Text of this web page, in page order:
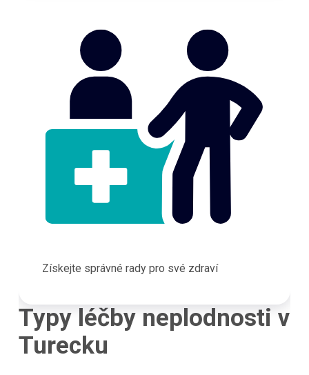
Získejte správné rady pro své zdraví
Typy léčby neplodnosti v
Turecku